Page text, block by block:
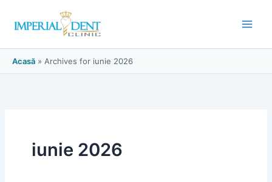
Acasă » Archives for iunie 2026
iunie 2026